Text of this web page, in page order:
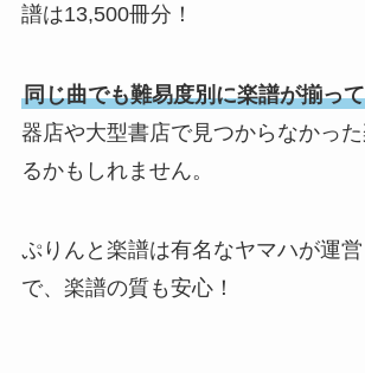
譜は13,500冊分！
同じ曲でも難易度別に楽譜が揃っ
器店や大型書店で見つからなかっ
るかもしれません。
ぷりんと楽譜は有名なヤマハが運
で、楽譜の質も安心！